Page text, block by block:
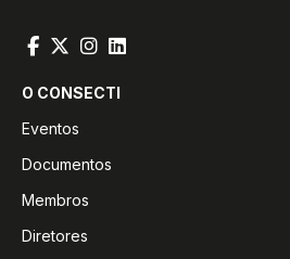
O CONSECTI
Eventos
Documentos
Membros
Diretores